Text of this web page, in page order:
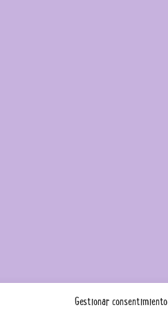
Gestionar consentimiento